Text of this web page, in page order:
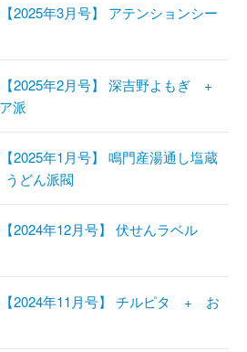
2025年3月号】 アテンションシー
【2025年2月号】 深吉野よもぎ +
派
2025年1月号】 鳴門産湯通し塩蔵
どん派閥
2024年12月号】 伏せんラベル
【2024年11月号】 チルピタ + お